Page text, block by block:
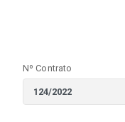
Nº Contrato